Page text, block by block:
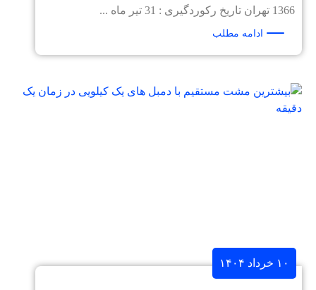
1366 تهران تاریخ رکوردگیری : 31 تیر ماه ...
ادامه مطلب
۱۰ خرداد ۱۴۰۴